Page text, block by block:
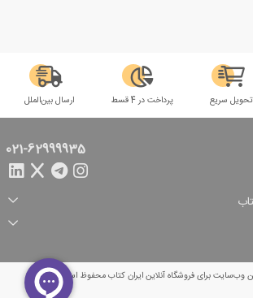
تحویل سریع پرداخت در 4 قسط ارسال بین‌الملل
021-62999935
وب‌سایت برای فروشگاه آنلاین ایران کتاب محفوظ است.